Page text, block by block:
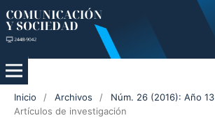
Inicio / Archivos / Núm. 26 (2016): Año 13
Artículos de investigación